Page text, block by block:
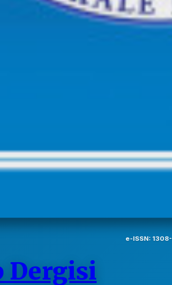
e-ISSN:
Dergisi